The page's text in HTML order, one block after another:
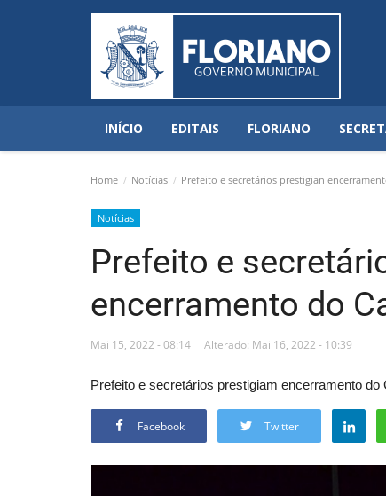
INÍCIO EDITAIS FLORIANO
Home Notícias Prefeito e secretários prestigian
Notícias
Prefeito e
encerramento do
Mai 15, 2022 - 08:14 Alterado: Mai 16, 2022 - 10:39
Prefeito e secretários prestigiam encerramento do
Facebook Twitter